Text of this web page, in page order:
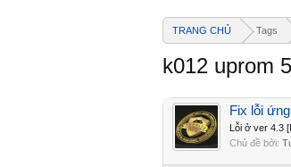
TRANG CHỦ Tags
k012 uprom
Fix lỗi
Lỗi ở ver 4.3
Chủ đề bởi: